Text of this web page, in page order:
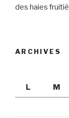
des haies
ARCHIVES
L
M